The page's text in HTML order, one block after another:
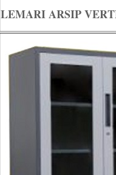
LEMARI ARSIP